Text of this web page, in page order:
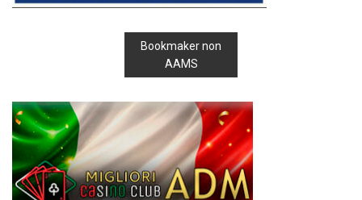
Bookmaker non
AAMS